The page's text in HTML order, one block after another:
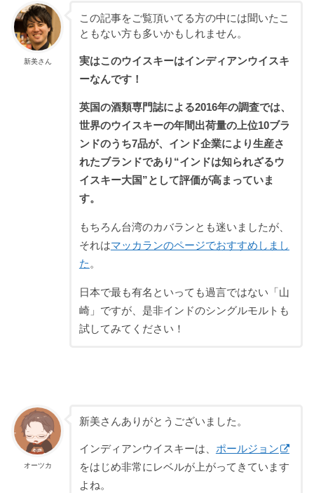
新美さん
この記事をご覧頂いてる方の中には聞いたこ
ともない方も多いかもしれません。
実はこのウイスキーはインディアンウイスキ
ーなんです！
英国の酒類専門誌による2016年の調査では、
世界のウイスキーの年間出荷量の上位10ブラ
ンドのうち7品が、インド企業により生産さ
れたブランドであり“インドは知られざるウ
イスキー大国”として評価が高まっていま
す。
もちろん台湾のカバランとも迷いましたが、
それはマッカランのページでおすすめしまし
た。
日本で最も有名といっても過言ではない「山
崎」ですが、是非インドのシングルモルトも
試してみてください！
オーツカ
新美さんありがとうございました。
インディアンウイスキーは、 ポールジョン
をはじめ非常にレベルが上がってきています
よね。